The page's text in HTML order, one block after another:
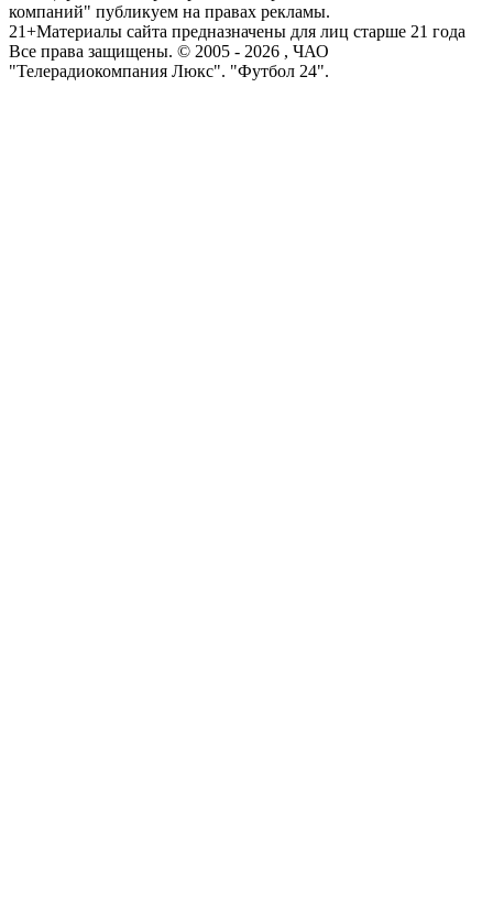
компаний" публикуем на правах рекламы.
21+Материалы сайта предназначены для лиц старше 21 года
Все права защищены. © 2005 - 2026 , ЧАО
"Телерадиокомпания Люкс". "Футбол 24".